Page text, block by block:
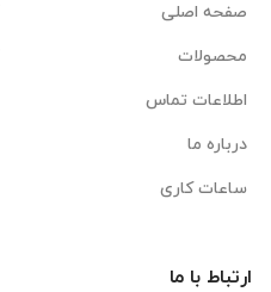
صفحه اصلی
محصولات
اطلاعات تماس
درباره ما
ساعات کاری
ارتباط با ما